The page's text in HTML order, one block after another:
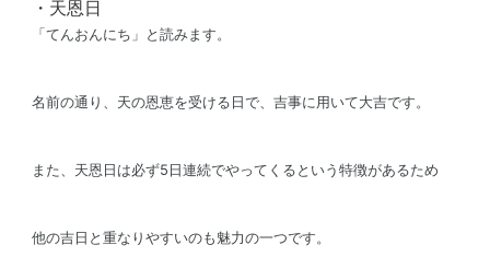
・ 天恩日
「てんおんにち」と読みます。
名前の通り、天の恩恵を受ける日で、吉事に用いて大吉です。
また、天恩日は必ず5日連続でやってくるという特徴があるため
他の吉日と重なりやすいのも魅力の一つです。